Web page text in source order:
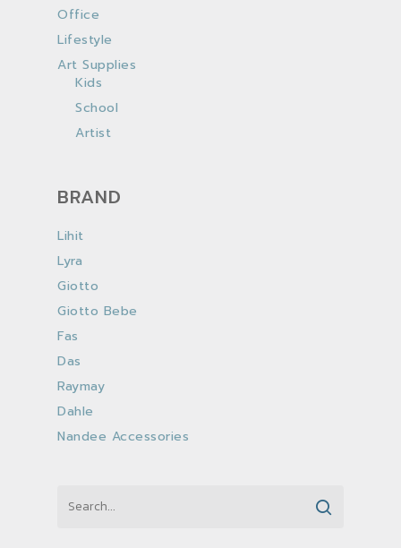
Office
Lifestyle
Art Supplies
Kids
School
Artist
BRAND
Lihit
Lyra
Giotto
Giotto Bebe
Fas
Das
Raymay
Dahle
Nandee Accessories